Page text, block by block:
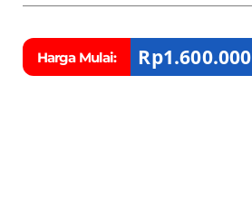
Harga Mulai: Rp1.600.000